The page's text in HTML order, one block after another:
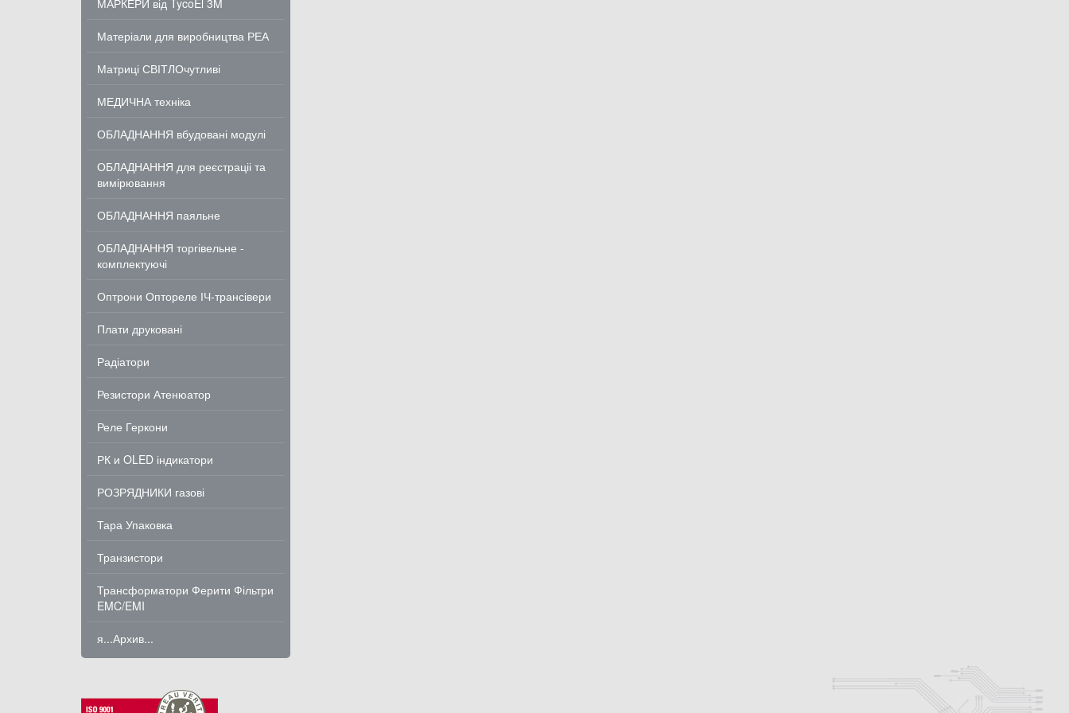
МАРКЕРИ від TycoEl 3M
Матеріали для виробництва РЕА
Матриці СВІТЛОчутливі
МЕДИЧНА техніка
ОБЛАДНАННЯ вбудовані модулі
ОБЛАДНАННЯ для реєстраціі та
вимірювання
ОБЛАДНАННЯ паяльне
ОБЛАДНАННЯ торгівельне -
комплектуючі
Оптрони Оптореле ІЧ-трансівери
Плати друковані
Радіатори
Резистори Атенюатор
Реле Геркони
РК и OLED індикатори
РОЗРЯДНИКИ газові
Тара Упаковка
Транзистори
Трансформатори Ферити Фільтри
EMC/EMI
я...Архив...